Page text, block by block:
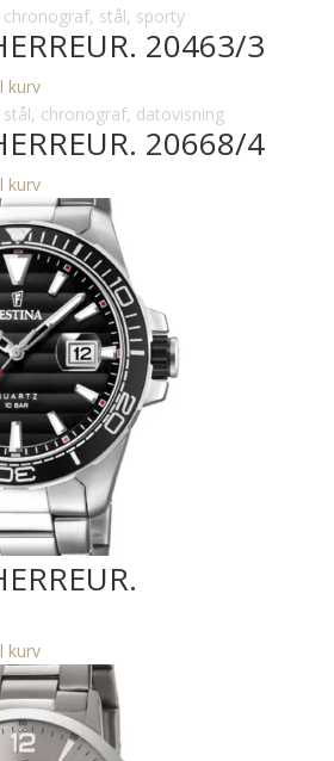
20463/3
kurv
20668/4
kurv
kurv